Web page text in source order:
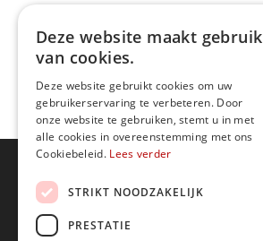
Openingsuren
Maandag
Deze website maakt gebruik
van cookies.
Deze website gebruikt cookies om uw
gebruikerservaring te verbeteren. Door
onze website te gebruiken, stemt u in met
alle cookies in overeenstemming met ons
Cookiebeleid. Lees verder
STRIKT NOODZAKELIJK
PRESTATIE